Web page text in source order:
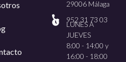
29006 Málaga
952 31 73 03
LUNES A
JUEVES
8:00 - 14:00 y
16:00 - 18:00